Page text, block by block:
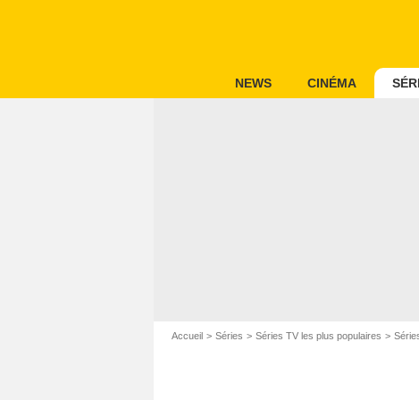
NEWS CINÉMA
Accueil Séries Séries TV les plus populaires